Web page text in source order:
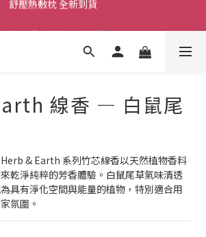
泊爾手工頌缽 全新到貨
春夏服飾 全新系列到貨
線香 — 白鼠尾
& Earth 系列竹芯線香以天然植物香料
乾淨純粹的芳香體驗。白鼠尾草氣味清透
具有淨化空間與能量的植物，特別適合用
氛圍。